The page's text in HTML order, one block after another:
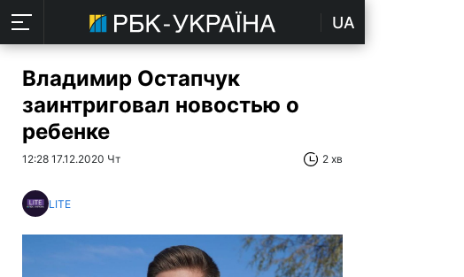
UA
Владимир Остапчук
заинтриговал новостью о
ребенке
12:28 17.12.2020 Чт 2 хв
LITE